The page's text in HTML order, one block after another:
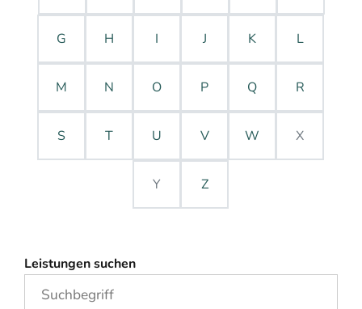
G H I J K L
M N O P Q R
S T U V W X
Y Z
Leistungen suchen